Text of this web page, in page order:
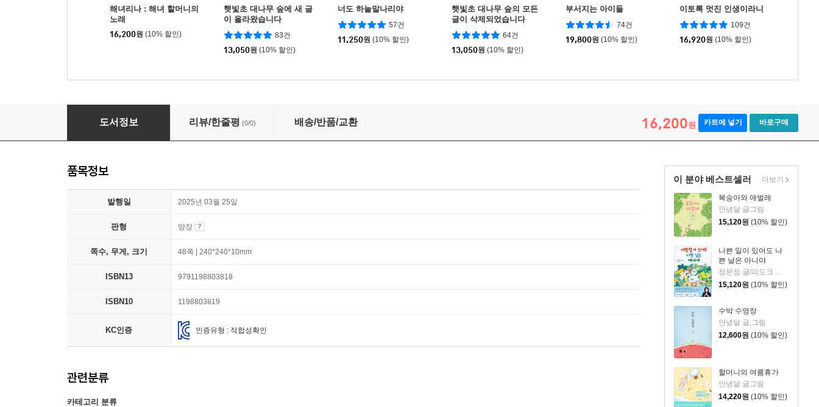
해녀리나 : 해녀 할머니의
노래
16,200원 (10% 할인)
햇빛초 대나무 숲에 새 글
이 올라왔습니다
83건
13,050원 (10% 할인)
너도 하늘말나리야
57건
11,250원 (10% 할인)
햇빛초 대나무 숲의 모든
글이 삭제되었습니다
64건
13,050원 (10% 할인)
부서지는 아이들
74건
19,800원 (10% 할인)
이토록 멋진 인생이라니
109건
16,920원 (10% 할인)
고사리 사냥꾼
도서정보 리뷰/한줄평 (0/0) 배송/반품/교환 16,200원 카트에 넣기 바로구매
이 분야 베스트셀러
복숭아와 애벌레
안녕달 글그림
15,120원 (10% 할인)
나쁜 일이 있어도 나
쁜 날은 아니야
정문정 글/피도크 그림/천근아 감수
15,120원 (10% 할인)
수박 수영장
안녕달 글,그림
12,600원 (10% 할인)
할머니의 여름휴가
안녕달 글그림
14,220원 (10% 할인)
더보기
품목정보
발행일 2025년 03월 25일
판형 양장
쪽수, 무게, 크기 48쪽 | 240*240*10mm
ISBN13 9791198803818
ISBN10 1198803819
KC인증 인증유형 : 적합성확인
관련분류
카테고리 분류